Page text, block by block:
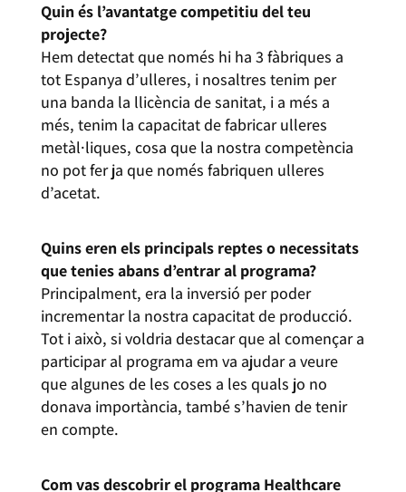
Quin és l’avantatge competitiu del teu
projecte?
Hem detectat que només hi ha 3 fàbriques a
tot Espanya d’ulleres, i nosaltres tenim per
una banda la llicència de sanitat, i a més a
més, tenim la capacitat de fabricar ulleres
metàl·liques, cosa que la nostra competència
no pot fer ja que només fabriquen ulleres
d’acetat.
Quins eren els principals reptes o necessitats
que tenies abans d’entrar al programa?
Principalment, era la inversió per poder
incrementar la nostra capacitat de producció.
Tot i això, si voldria destacar que al començar a
participar al programa em va ajudar a veure
que algunes de les coses a les quals jo no
donava importància, també s’havien de tenir
en compte.
Com vas descobrir el programa Healthcare